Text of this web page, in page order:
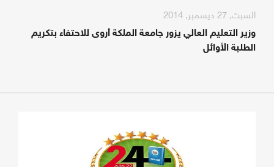
السبت, 27 ديسمبر, 2014
وزير التعليم العالي يزور جامعة الملكة أروى للاحتفاء بتكريم
الطلبة الأوائل